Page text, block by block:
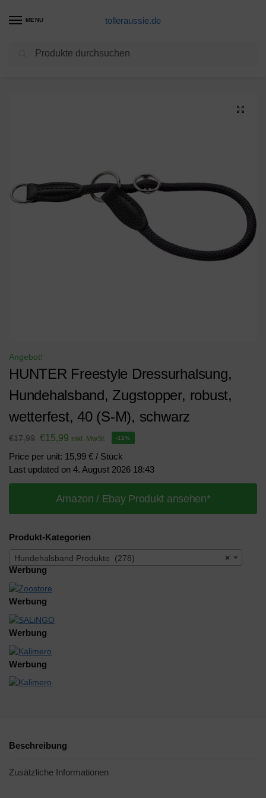
MENU tolleraussie.de
Hundehalsband Produkte / HUNTER Freestyle Dressurhalsung, Hundehalsband, Zugstopper, robust, wetterfest, 40 (S-M), schwarz
Angebot!
HUNTER Freestyle Dressurhalsung,
Hundehalsband, Zugstopper, robust,
wetterfest, 40 (S-M), schwarz
€17,99 €15,99 inkl. MwSt. -11%
Price per unit: 15,99 € / Stück
Last updated on 4. August 2026 18:43
Amazon / Ebay Produkt ansehen*
Produkt-Kategorien
×
Hundehalsband Produkte (278)
Werbung
Werbung
Werbung
Werbung
Beschreibung
Zusätzliche Informationen